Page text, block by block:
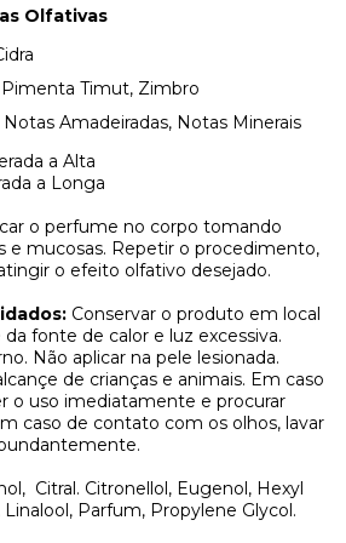
Olfativas
Pimenta Timut, Zimbro
Notas Amadeiradas, Notas Minerais
a Alta
a Longa
o perfume no corpo tomando
e mucosas. Repetir o procedimento,
o efeito olfativo desejado.
Conservar o produto em local
fonte de calor e luz excessiva.
Não aplicar na pele lesionada.
de crianças e animais. Em caso
o uso imediatamente e procurar
caso de contato com os olhos, lavar
Citral. Citronellol, Eugenol, Hexyl
Parfum, Propylene Glycol.